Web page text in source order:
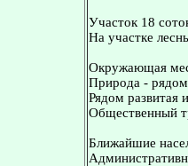
Участок 18
На участке
Окружающая
Природа -
Рядом развитая
Общественный
Ближайшие